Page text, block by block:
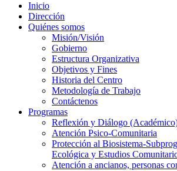
Inicio
Dirección
Quiénes somos
Misión/Visión
Gobierno
Estructura Organizativa
Objetivos y Fines
Historia del Centro
Metodología de Trabajo
Contáctenos
Programas
Reflexión y Diálogo
Atención Psico-Comunitaria
Protección al Biosistema-
Ecológica y Estudios
Atención a ancianos, personas